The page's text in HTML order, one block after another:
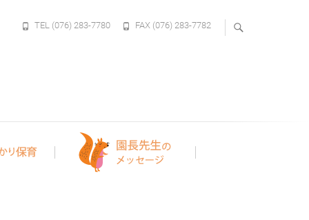
TEL (076) 283-7780 FAX (076) 283-7782